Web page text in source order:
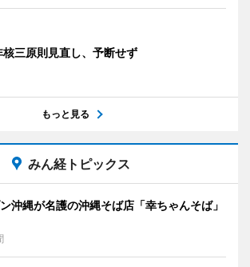
核三原則見直し、予断せず
もっと見る
みん経トピックス
沖縄が名護の沖縄そば店「幸ちゃんそば」